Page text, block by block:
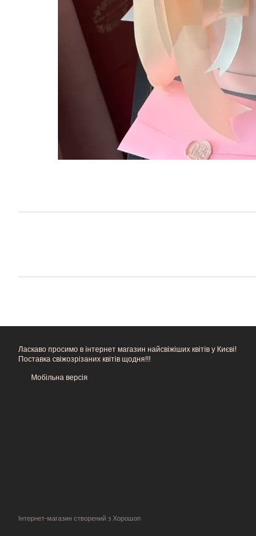
Ласкаво просимо в інтернет магазин найсвіжіших квітів у Києві!
Поставка свіжозрізаних квітів щодня!!!
Мобільна версія
Інтернет-магазин створений з Хорошоп